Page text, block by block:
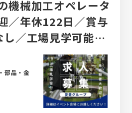
機械加工オペレータ
／年休122日／賞与
／工場見学可能／
老舗企業
部品・金